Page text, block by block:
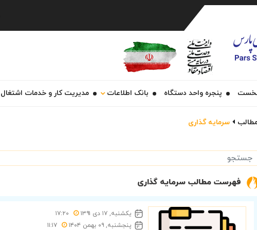
پنجره واحد دستگاه بانک اطلاعات مدیریت کار و خدمات اشتغال
سرمایه گذاری
فهرست مطالب سرمایه گذاری
یکشنبه, ۱۷ دی ۱۳۹۱
۱۷:۲۰
پنجشنبه, ۰۹ بهمن ۱۴۰۴
۱۱:۱۷